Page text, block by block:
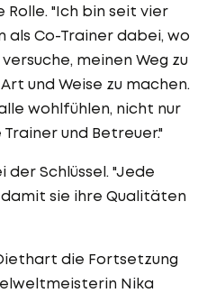
Rolle. "Ich bin seit vier
als Co-Trainer dabei, wo
meinen Weg zu
und Weise zu machen.
wohlfühlen, nicht nur
und Betreuer."
der Schlüssel. "Jede
sie ihre Qualitäten
die Fortsetzung
Nika